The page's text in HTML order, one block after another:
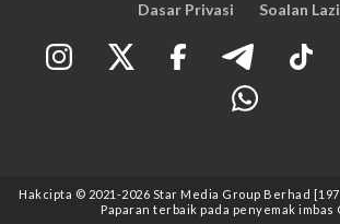
Dasar Privasi Soalan
Hakcipta © 2021 -2026 Star Media Group Berhad
Paparan terbaik pada penyemak imbas